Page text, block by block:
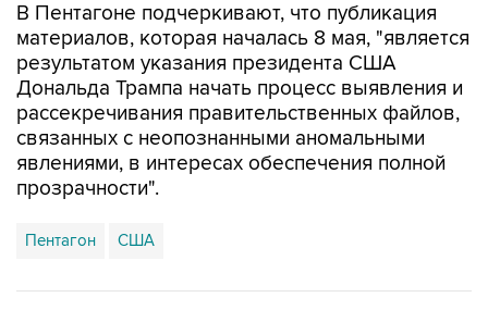
В Пентагоне подчеркивают, что публикация
материалов, которая началась 8 мая, "является
результатом указания президента США
Дональда Трампа начать процесс выявления и
рассекречивания правительственных файлов,
связанных с неопознанными аномальными
явлениями, в интересах обеспечения полной
прозрачности".
Пентагон США